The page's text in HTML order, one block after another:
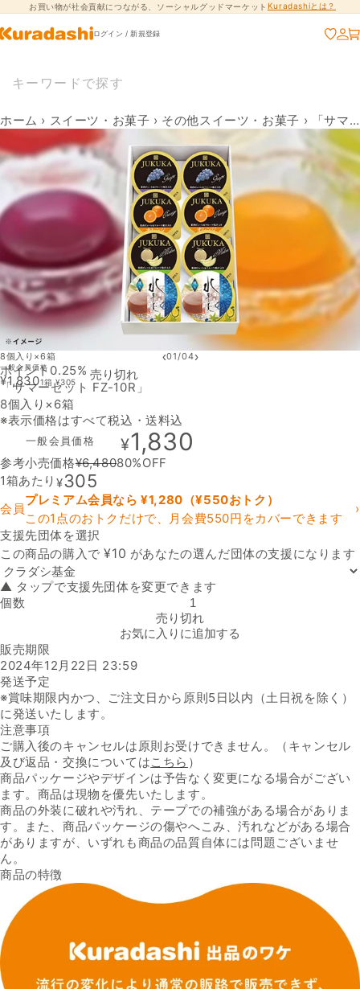
コンテンツに進
む
お買い物が社会貢献につながる、ソーシャルグッドマーケット Kuradashiとは？
ログイン / 新規登録
ホーム › スイーツ・お菓子 › その他スイーツ・お菓子 › 「サマーセット FZ-10R」
8個入り×6箱 ‹01/04›
ポイント0.25%
「サマーセット FZ-10R」
8個入り×6箱
※表示価格はすべて税込・送料込
一般会員価格 ¥1,830
参考小売価格¥6,48080%OFF
1箱あたり ¥305
会員
プレミアム会員なら ¥1,280 （¥550おトク）
この1点のおトクだけで、月会費550円をカバーできます
›
支援先団体を選択
この商品の購入で¥10 があなたの選んだ団体の支援になります
支援先団体
▲ タップで支援先団体を変更できます
個数「サマーセット FZ-10R」の数量を減らす
売り切れ
お気に入りに追加する
販売期限
2024年12月22日 23:59
発送予定
※賞味期限内かつ、ご注文日から原則5日以内（土日祝を除く）
に発送いたします。
注意事項
ご購入後のキャンセルは原則お受けできません。（キャンセル
及び返品・交換についてはこちら ）
商品パッケージやデザインは予告なく変更になる場合がござい
ます。商品は現物を優先いたします。
商品の外装に破れや汚れ、テープでの補強がある場合がありま
す。また、商品パッケージの傷やへこみ、汚れなどがある場合
がありますが、いずれも商品の品質自体には問題ございませ
ん。
一般会員価格
¥1,8301箱¥305
売り切れ
商品の特徴